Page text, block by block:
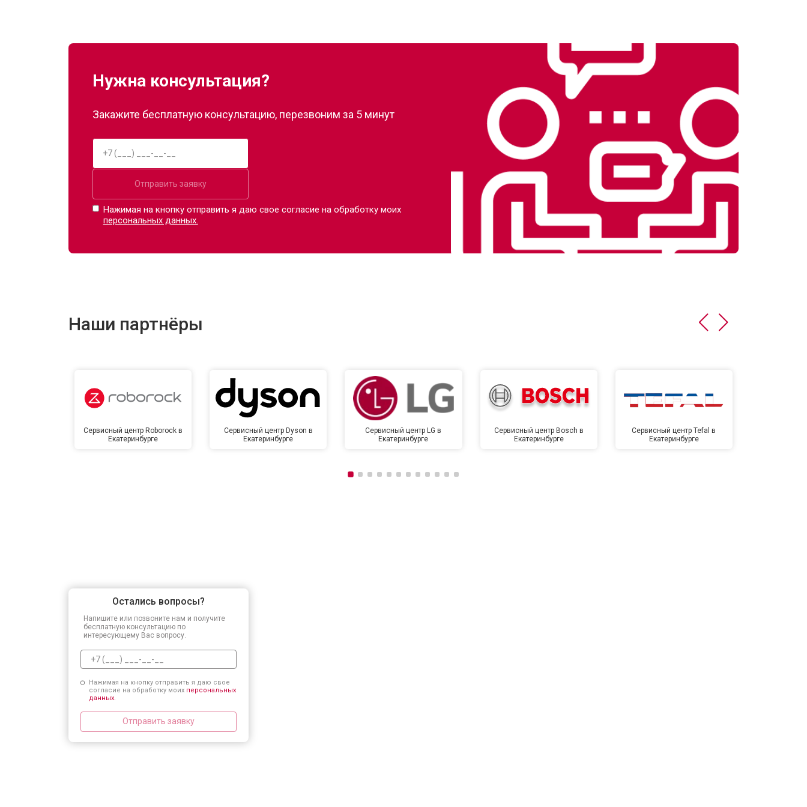
Прошивка от 100 мин от 3700 ₽ Заказать
Ремонт пневмокамеры
Ремонт пневмосистемы от 4500 ₽ Заказать
Ремонт пульта управления Заказать
Ремонт электропроводки
от 130 мин от 4800 ₽ Заказать
Замена сетевого трансформатора
Нужна консультация?
Закажите бесплатную консультацию, перезвоним за 5 минут
Отправить заявку
Нажимая на кнопку отправить я даю свое согласие на обработку моих
персональных данных.
Наши партнёры
Сервисный центр Roborock в
Екатеринбурге
Сервисный центр Dyson в
Екатеринбурге
Сервисный центр LG в
Екатеринбурге
Сервисный центр Bosch в
Екатеринбурге
Сервисный центр Tefal в
Екатеринбурге
Остались вопросы?
Напишите или позвоните нам и получите
бесплатную консультацию по
интересующему Вас вопросу.
Нажимая на кнопку отправить я даю свое
согласие на обработку моих персональных
данных.
Отправить заявку